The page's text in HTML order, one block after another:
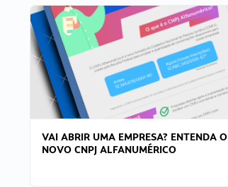
VAI ABRIR UMA EMPRESA? ENTENDA O
NOVO CNPJ ALFANUMÉRICO